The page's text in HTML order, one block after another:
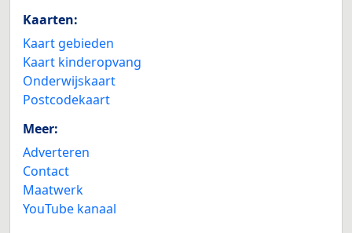
Kaarten:
Kaart gebieden
Kaart kinderopvang
Onderwijskaart
Postcodekaart
Meer:
Adverteren
Contact
Maatwerk
YouTube kanaal